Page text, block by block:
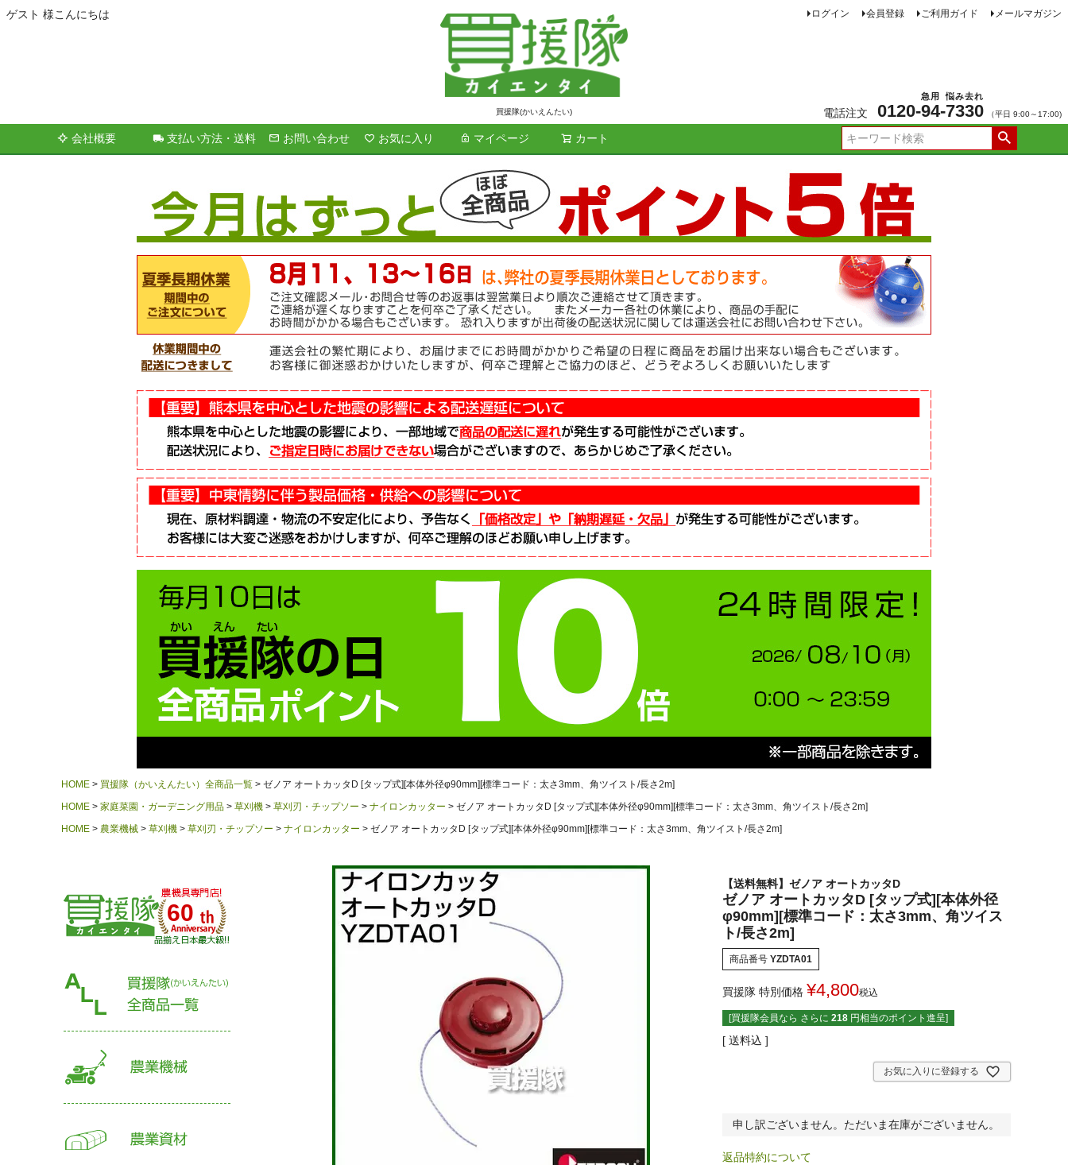
ゲスト 様こんにちは
買援隊(かいえんたい)
ログイン 会員登録 ご利用ガイド メールマガジン
電話注文 0120-94
急用
-7330
悩み去れ
（平日 9:00～17:00)
会社概要 支払い方法・送料 お問い合わせ お気に入り マイページ カート
検索
HOME 買援隊（かいえんたい）全商品一覧
ゼノア オートカッタD [タップ式][本体外径φ90mm][標準コード：太さ3mm、角ツイスト/長さ2m]
HOME
家庭菜園・ガーデニング用品 草刈機 草刈刃・チップソー ナイロンカッター
ゼノア オートカッタD [タップ式][本体外径φ90mm][標準コード：太さ3mm、角ツイスト/長さ2m]
HOME
農業機械 草刈機 草刈刃・チップソー ナイロンカッター ゼノア オートカッタD [タップ式][本体外径φ90mm][標準コード：太さ3mm、角ツイスト/長さ2m]
60
【送料無料】ゼノア オートカッタD
ゼノア オートカッタD [タップ式][本体外径
φ90mm][標準コード：太さ3mm、角ツイス
ト/長さ2m]
商品番号 YZDTA01
買援隊 特別価格 ¥4,800税込
[買援隊会員なら さらに 218 円相当のポイント進呈]
送料込
お気に入りに登録する
申し訳ございません。ただいま在庫がございません。
返品特約について